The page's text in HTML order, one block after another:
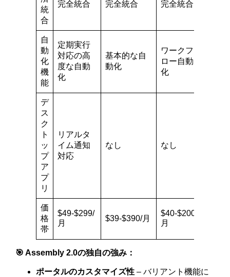
統
合
完全統合 完全統合 完全統合
自
動
化
機
能
定期実行
対応の高
度な自動
化
基本的な自
動化
ワークフ
ロー自動
化
デ
ス
ク
ト
ッ
プ
ア
プ
リ
リアルタ
イム通知
対応
なし なし
価
格
帯
$49-$299/
月
$39-$390/月
$40-$200/
月
🎯 Assembly 2.0の独自の強み：
ポータルのカスタマイズ性 – バリアント機能に